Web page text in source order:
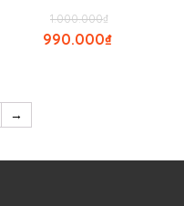
₫
1.000.000
₫
990.000
→